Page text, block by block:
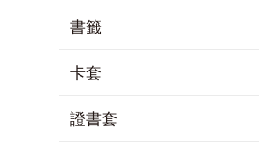
書籤
卡套
證書套